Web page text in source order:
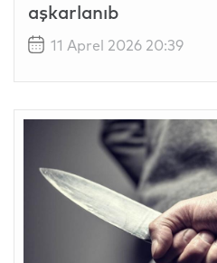
aşkarlanıb
11 Aprel 2026 20:39